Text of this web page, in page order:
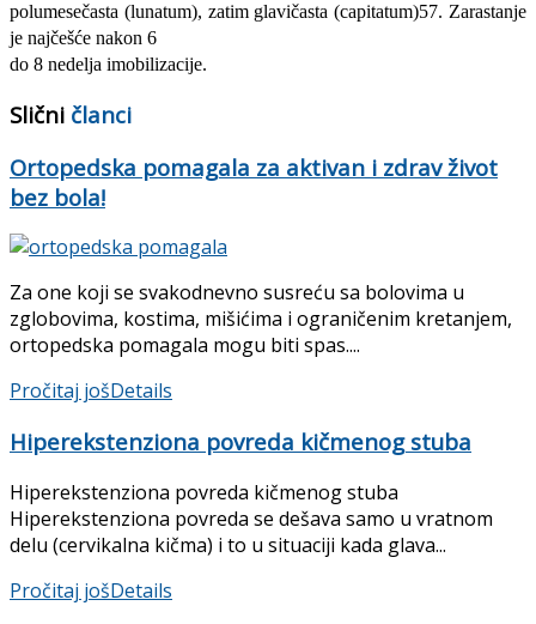
polumesečasta (lunatum), zatim glavičasta (capitatum)57. Zarastanje
je najčešće nakon 6
do 8 nedelja imobilizacije.
Slični članci
Ortopedska pomagala za aktivan i zdrav život
bez bola!
Za one koji se svakodnevno susreću sa bolovima u
zglobovima, kostima, mišićima i ograničenim kretanjem,
ortopedska pomagala mogu biti spas....
Pročitaj jošDetails
Hiperekstenziona povreda kičmenog stuba
Hiperekstenziona povreda kičmenog stuba
Hiperekstenziona povreda se dešava samo u vratnom
delu (cervikalna kičma) i to u situaciji kada glava...
Pročitaj jošDetails